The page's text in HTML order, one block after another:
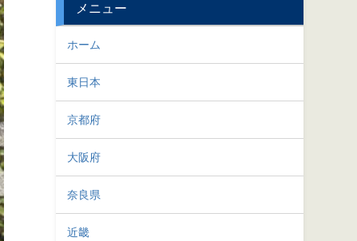
メニュー
ホーム
東日本
京都府
大阪府
奈良県
近畿